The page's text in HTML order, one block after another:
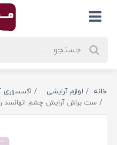
خانه لوازم آرایشی اکسسوری
ست براش آرایش چشم انهانسد ریل